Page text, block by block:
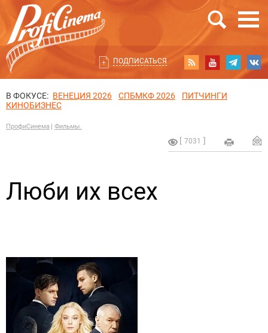
ПОДПИСАТЬСЯ
В ФОКУСЕ: ВЕНЕЦИЯ 2026 СПБМКФ 2026
ПИТЧИНГИ
КИНОБИЗНЕС
ПрофиСинема Фильмы.
7031
Люби их всех